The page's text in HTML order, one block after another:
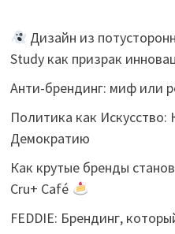
Дизайн из
Study как призрак
Анти-брендинг: миф или
Политика как
Демократию
Как крутые бренды
Cru+ Café
FEDDIE: Брендинг,